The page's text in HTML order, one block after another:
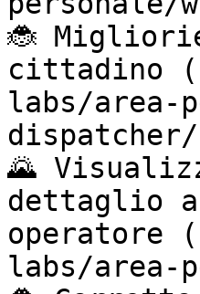
🐞
cittadino
labs/area-
🌄
dettaglio
operatore
labs/area-